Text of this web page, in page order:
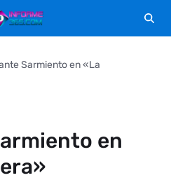
Sarmiento en «La
en